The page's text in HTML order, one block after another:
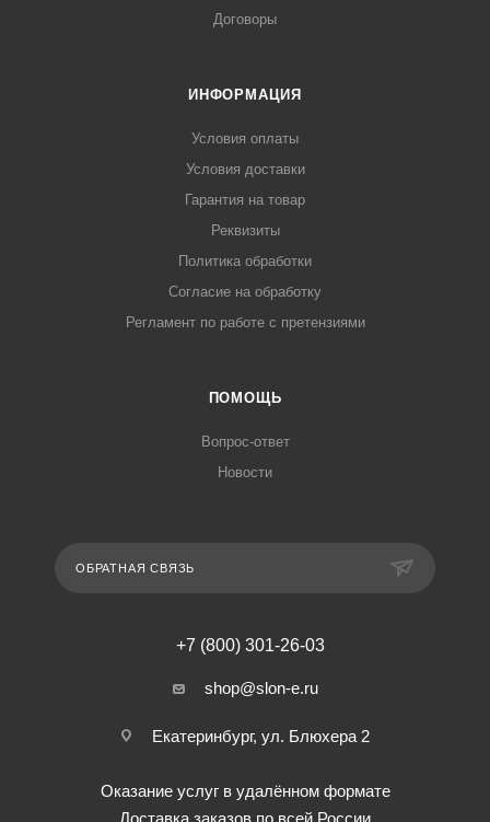
Договоры
ИНФОРМАЦИЯ
Условия оплаты
Условия доставки
Гарантия на товар
Реквизиты
Политика обработки
Согласие на обработку
Регламент по работе с претензиями
ПОМОЩЬ
Вопрос-ответ
Новости
ОБРАТНАЯ СВЯЗЬ
+7 (800) 301-26-03
shop@slon-e.ru
Екатеринбург, ул. Блюхера 2
Оказание услуг в удалённом формате